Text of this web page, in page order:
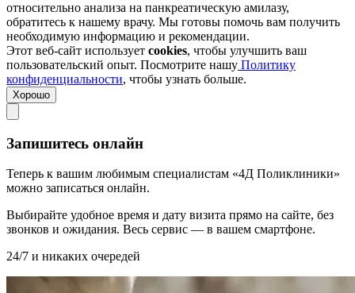
относительно анализа на панкреатическую амилазу,
обратитесь к нашему врачу. Мы готовы помочь вам получить
необходимую информацию и рекомендации.
Этот веб-сайт использует cookies, чтобы улучшить ваш
пользовательский опыт. Посмотрите нашу Политику
конфиденциальности, чтобы узнать больше.
Хорошо
Запишитесь онлайн
Теперь к вашим любимым специалистам «4Д Поликлиники»
можно записаться онлайн.
Выбирайте удобное время и дату визита прямо на сайте, без
звонков и ожидания. Весь сервис — в вашем смартфоне.
24/7 и никаких очередей